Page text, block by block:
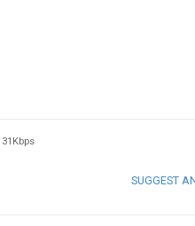
31Kbps
SUGGEST